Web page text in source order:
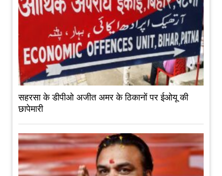
सहरसा के डीपीओ अजीत अमर के ठिकानों पर ईओयू की
छापेमारी